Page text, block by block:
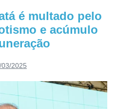
é multado pelo
e acúmulo
03/2025